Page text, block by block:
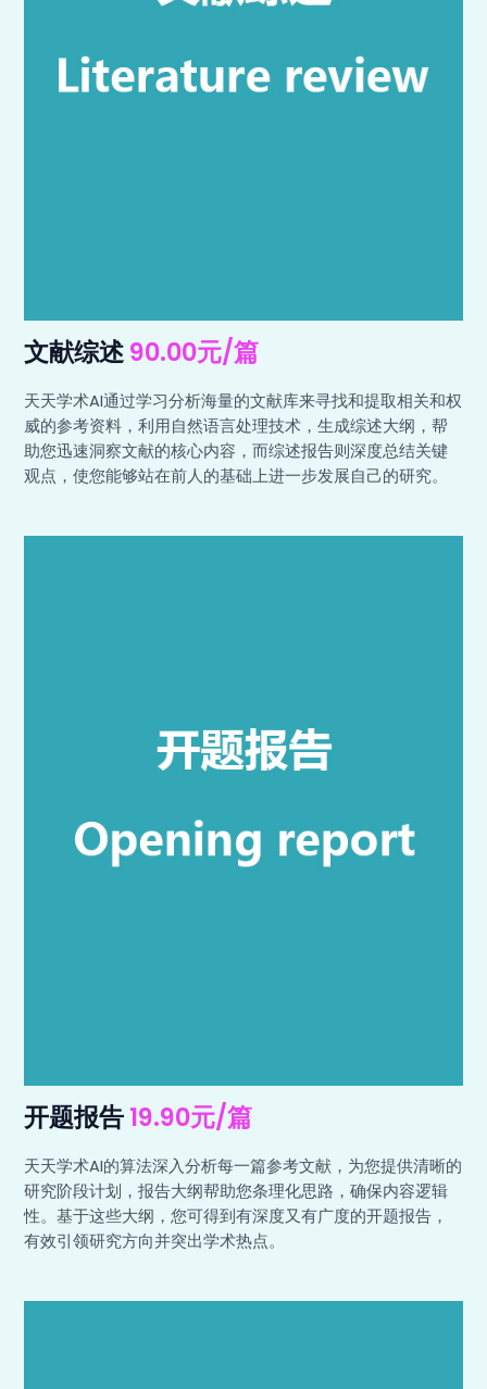
文献综述90.00元/篇
天天学术AI通过学习分析海量的文献库来寻找和提取相关和权
威的参考资料，利用自然语言处理技术，生成综述大纲，帮
助您迅速洞察文献的核心内容，而综述报告则深度总结关键
观点，使您能够站在前人的基础上进一步发展自己的研究。
开题报告19.90元/篇
天天学术AI的算法深入分析每一篇参考文献，为您提供清晰的
研究阶段计划，报告大纲帮助您条理化思路，确保内容逻辑
性。基于这些大纲，您可得到有深度又有广度的开题报告，
有效引领研究方向并突出学术热点。